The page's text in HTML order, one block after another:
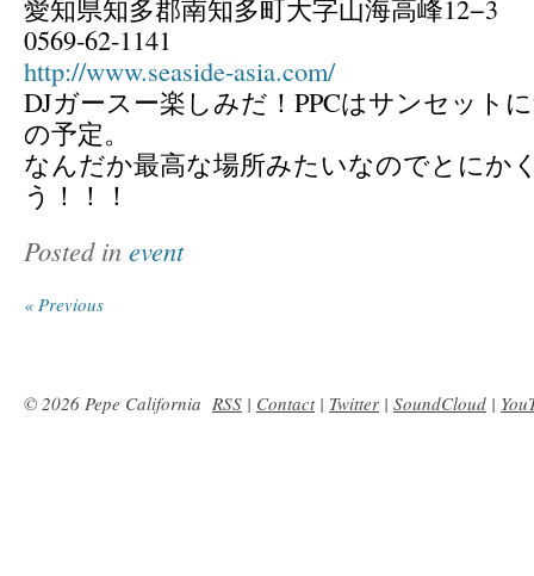
愛知県知多郡南知多町大字山海高峰12−3
0569-62-1141
http://www.seaside-asia.com/
DJガースー楽しみだ！PPCはサンセット
の予定。
なんだか最高な場所みたいなのでとにか
う！！！
Posted in event
« Previous
© 2026 Pepe California RSS | Contact| Twitter | SoundCloud |